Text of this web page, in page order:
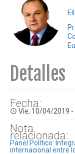
Detalles
Fecha:
access_time Vie, 10/04/2019 -
Nota
relacionada:
Panel Político:
internacional entre